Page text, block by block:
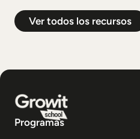
Ver todos los recursos
Programas